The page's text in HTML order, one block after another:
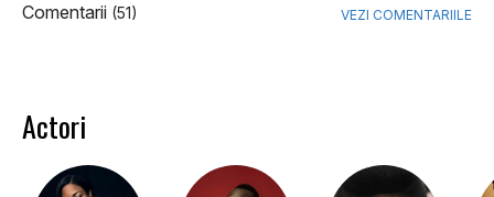
Comentarii (51) VEZI COMENTARIILE
Actori